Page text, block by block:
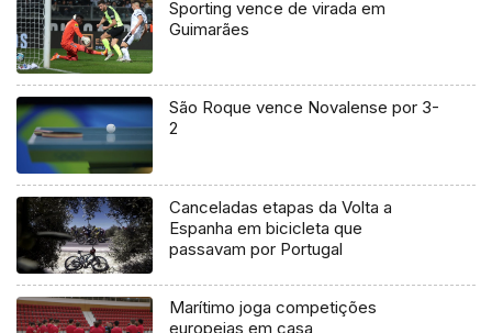
Sporting vence de virada em
Guimarães
São Roque vence Novalense por 3-
2
Canceladas etapas da Volta a
Espanha em bicicleta que
passavam por Portugal
Marítimo joga competições
europeias em casa